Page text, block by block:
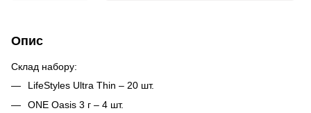
Опис
Склад набору:
LifeStyles Ultra Thin – 20 шт.
ONE Oasis 3 г – 4 шт.